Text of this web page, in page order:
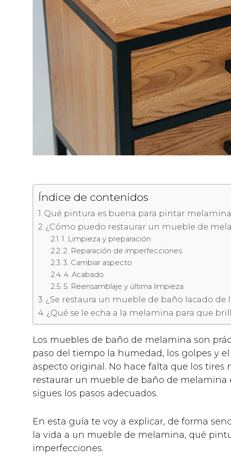
Índice de contenidos
Qué pintura es buena para pintar melamina
¿Cómo puedo restaurar un mueble de
1. Limpieza y preparación
2. Reparación de imperfecciones
3. Cambiar aspecto
4. Acabado
5. Reensamblaje y última limpieza
¿Se restaura un mueble de baño lacado de
¿Qué se le echa a la melamina para que
Los muebles de baño de melamina son
paso del tiempo la humedad, los golpes y
aspecto original. No hace falta que los
restaurar un mueble de baño de melamina
sigues los pasos adecuados.
En esta guía te voy a explicar, de forma
la vida a un mueble de melamina, qué
imperfecciones.